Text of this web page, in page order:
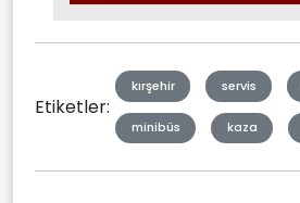
Etiketler:
kırşehir servis
minibüs kaza